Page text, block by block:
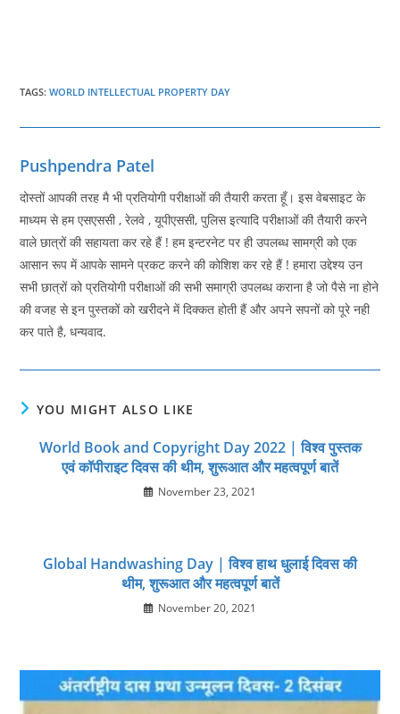
TAGS:WORLD INTELLECTUAL PROPERTY DAY
Pushpendra Patel
दोस्तों आपकी तरह मै भी प्रतियोगी परीक्षाओं की तैयारी करता हूँ। इस वेबसाइट के
माध्यम से हम एसएससी , रेलवे , यूपीएससी, पुलिस इत्यादि परीक्षाओं की तैयारी करने
वाले छात्रों की सहायता कर रहे हैं ! हम इन्टरनेट पर ही उपलब्ध सामग्री को एक
आसान रूप में आपके सामने प्रकट करने की कोशिश कर रहे हैं ! हमारा उद्देश्य उन
सभी छात्रों को प्रतियोगी परीक्षाओं की सभी समाग्री उपलब्ध कराना है जो पैसे ना होने
की वजह से इन पुस्तकों को खरीदने में दिक्कत होती हैं और अपने सपनों को पूरे नही
कर पाते है, धन्यवाद.
YOU MIGHT ALSO LIKE
World Book and Copyright Day 2022 | विश्व पुस्तक
एवं कॉपीराइट दिवस की थीम, शुरूआत और महत्‍वपूर्ण बातें
November 23, 2021
Global Handwashing Day | विश्व हाथ धुलाई दिवस की
थीम, शुरूआत और महत्‍वपूर्ण बातें
November 20, 2021